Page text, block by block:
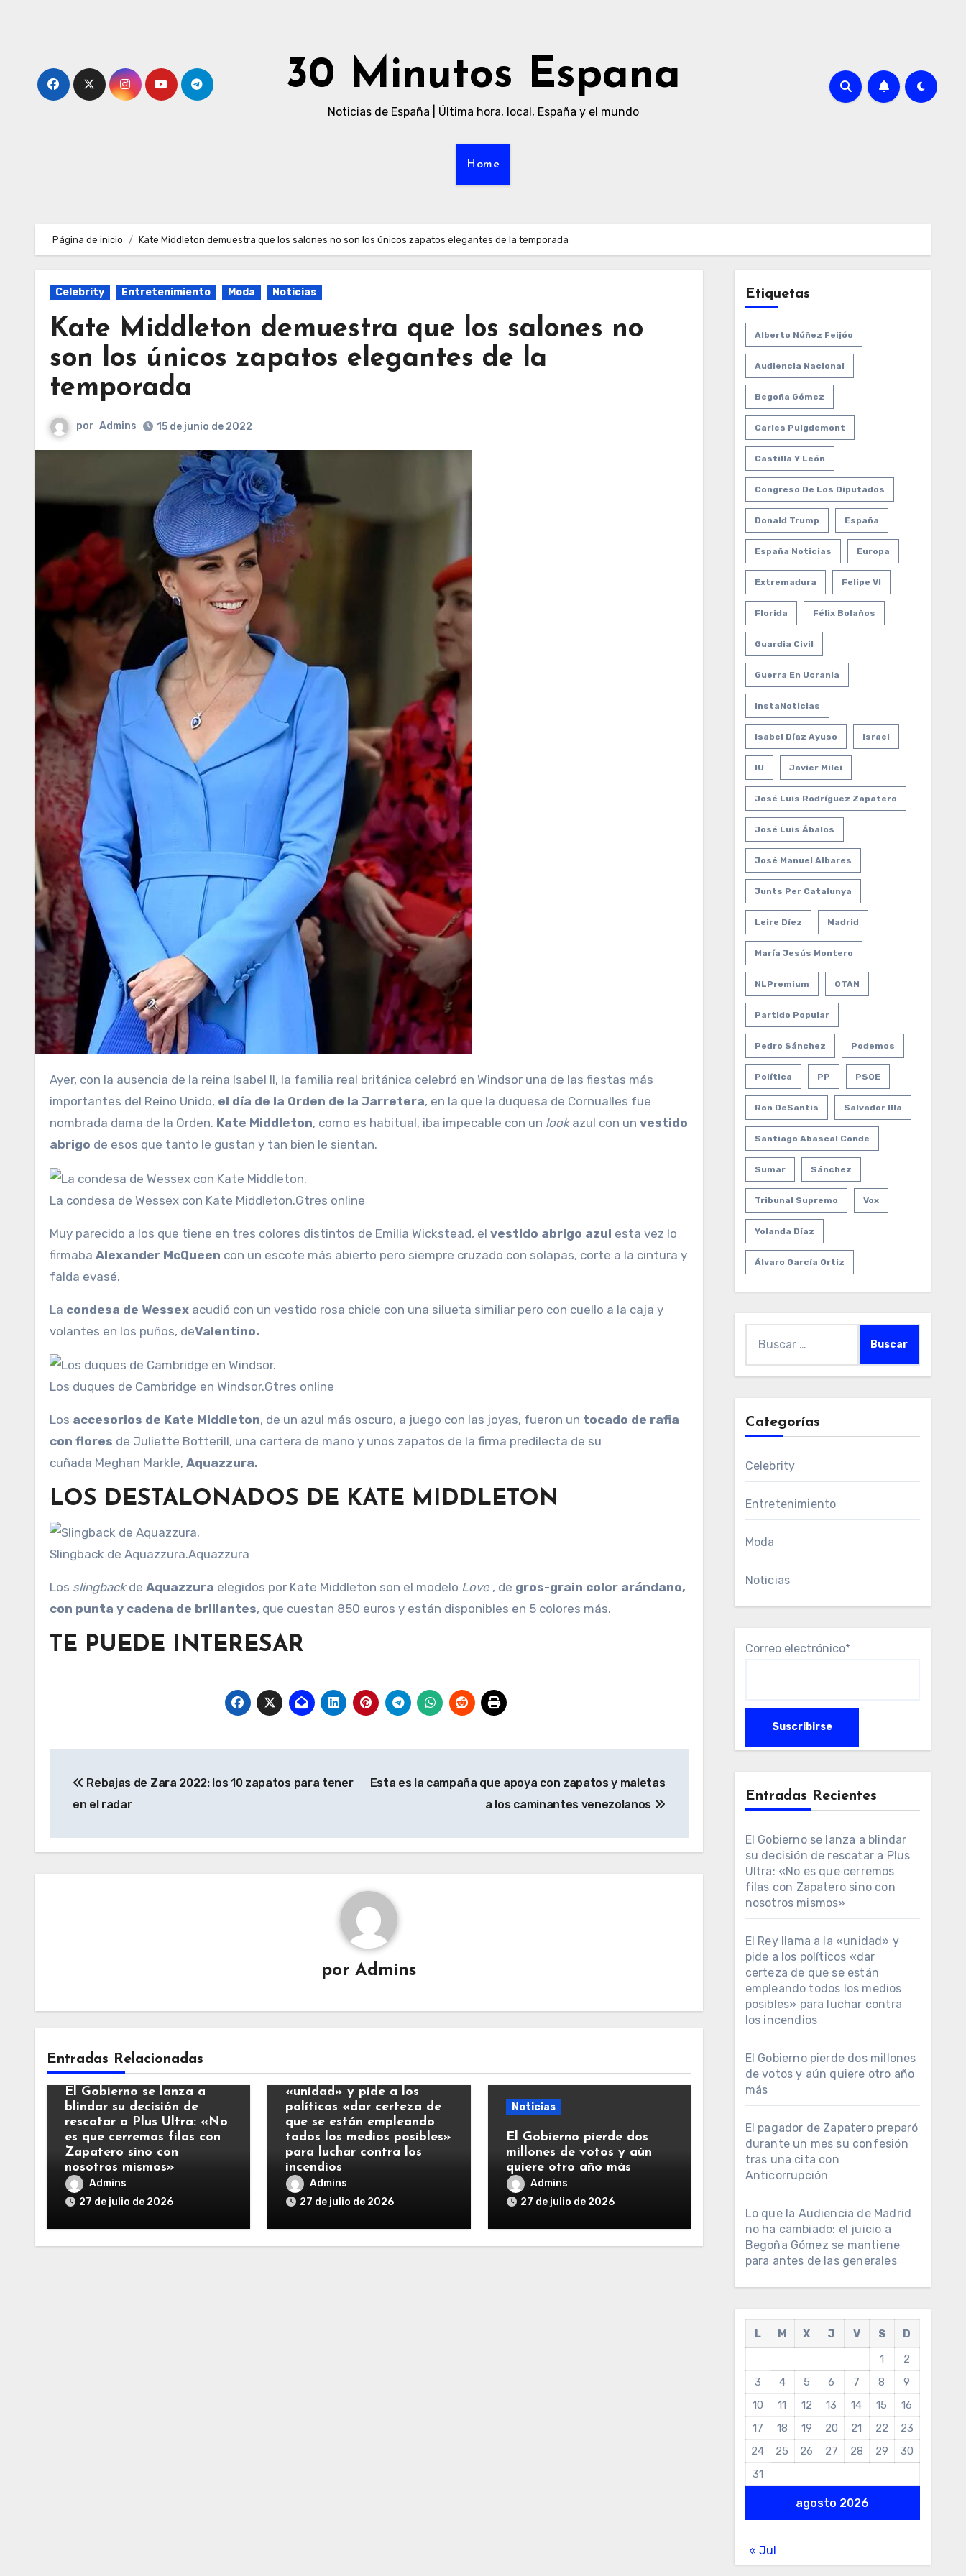
30 Minutos Espana
Noticias de España | Última hora, local, España y el mundo
Home
Página de inicio Kate Middleton demuestra que los salones no son los únicos zapatos elegantes de la temporada
Celebrity Entretenimiento Moda Noticias
Kate Middleton demuestra que los salones no
son los únicos zapatos elegantes de la
temporada
por Admins 15 de junio de 2022
Ayer, con la ausencia de la reina Isabel II, la familia real británica celebró en Windsor una de las fiestas más
importantes del Reino Unido, el día de la Orden de la Jarretera, en la que la duquesa de Cornualles fue
nombrada dama de la Orden. Kate Middleton, como es habitual, iba impecable con un lookazul con un vestido
abrigo de esos que tanto le gustan y tan bien le sientan.
La condesa de Wessex con Kate Middleton.Gtres online
Muy parecido a los que tiene en tres colores distintos de Emilia Wickstead, el vestido abrigo azul esta vez lo
firmaba Alexander McQueen con un escote más abierto pero siempre cruzado con solapas, corte a la cintura y
falda evasé.
La condesa de Wessex acudió con un vestido rosa chicle con una silueta similiar pero con cuello a la caja y
volantes en los puños, deValentino.
Los duques de Cambridge en Windsor.Gtres online
Los accesorios de Kate Middleton, de un azul más oscuro, a juego con las joyas, fueron un tocado de rafia
con flores de Juliette Botterill, una cartera de mano y unos zapatos de la firma predilecta de su
cuñada Meghan Markle, Aquazzura.
LOS DESTALONADOS DE KATE MIDDLETON
Slingback de Aquazzura.Aquazzura
Los slingback de Aquazzura elegidos por Kate Middleton son el modelo Love , de gros-grain color arándano,
con punta y cadena de brillantes, que cuestan 850 euros y están disponibles en 5 colores más.
TE PUEDE INTERESAR
de
Rebajas de Zara 2022: los 10 zapatos para tener
en el radar
Esta es la campaña que apoya con zapatos y maletas
a los caminantes venezolanos
porAdmins
Entradas Relacionadas
Noticias
El Gobierno se lanza a
blindar su decisión de
rescatar a Plus Ultra: «No
es que cerremos filas con
Zapatero sino con
nosotros mismos»
Admins
27 de julio de 2026
El Rey llama a la
«unidad» y pide a los
políticos «dar certeza de
que se están empleando
todos los medios posibles»
para luchar contra los
incendios
Admins
27 de julio de 2026
Noticias
El Gobierno pierde dos
millones de votos y aún
quiere otro año más
Admins
27 de julio de 2026
Etiquetas
Alberto Núñez Feijóo
Audiencia Nacional
Begoña Gómez
Carles Puigdemont
Castilla Y León
Congreso De Los Diputados
Donald Trump España
España Noticias Europa
Extremadura Felipe VI
Florida Félix Bolaños
Guardia Civil
Guerra En Ucrania
InstaNoticias
Isabel Díaz Ayuso Israel
IU Javier Milei
José Luis Rodríguez Zapatero
José Luis Ábalos
José Manuel Albares
Junts Per Catalunya
Leire Díez Madrid
María Jesús Montero
NLPremium OTAN
Partido Popular
Pedro Sánchez Podemos
Política PP PSOE
Ron DeSantis Salvador Illa
Santiago Abascal Conde
Sumar Sánchez
Tribunal Supremo Vox
Yolanda Díaz
Álvaro García Ortiz
Categorías
Celebrity
Entretenimiento
Moda
Noticias
Correo electrónico*
Entradas Recientes
El Gobierno se lanza a blindar
su decisión de rescatar a Plus
Ultra: «No es que cerremos
filas con Zapatero sino con
nosotros mismos»
El Rey llama a la «unidad» y
pide a los políticos «dar
certeza de que se están
empleando todos los medios
posibles» para luchar contra
los incendios
El Gobierno pierde dos millones
de votos y aún quiere otro año
más
El pagador de Zapatero preparó
durante un mes su confesión
tras una cita con
Anticorrupción
Lo que la Audiencia de Madrid
no ha cambiado: el juicio a
Begoña Gómez se mantiene
para antes de las generales
agosto 2026
L M X J V S
D
1
2
3
4 5 6 7 8
9
10
11 12 13 14 15
16
17
18 19 20 21 22
23
24
25 26 27 28 29
30
31
« Jul